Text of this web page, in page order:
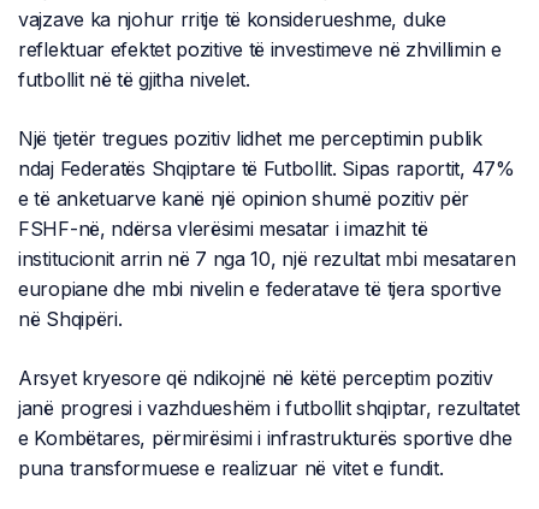
vajzave ka njohur rritje të konsiderueshme, duke
reflektuar efektet pozitive të investimeve në zhvillimin e
futbollit në të gjitha nivelet.
Një tjetër tregues pozitiv lidhet me perceptimin publik
ndaj Federatës Shqiptare të Futbollit. Sipas raportit, 47%
e të anketuarve kanë një opinion shumë pozitiv për
FSHF-në, ndërsa vlerësimi mesatar i imazhit të
institucionit arrin në 7 nga 10, një rezultat mbi mesataren
europiane dhe mbi nivelin e federatave të tjera sportive
në Shqipëri.
Arsyet kryesore që ndikojnë në këtë perceptim pozitiv
janë progresi i vazhdueshëm i futbollit shqiptar, rezultatet
e Kombëtares, përmirësimi i infrastrukturës sportive dhe
puna transformuese e realizuar në vitet e fundit.